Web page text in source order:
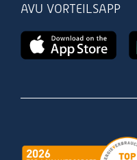
AVU VORTEILSAPP
Zertifizierung